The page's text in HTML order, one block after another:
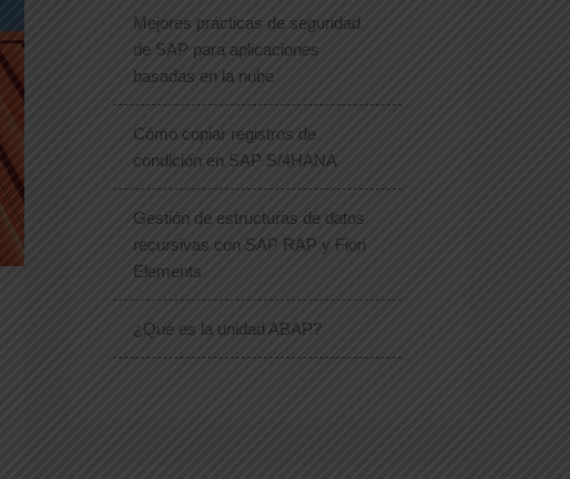
Mejores prácticas de seguridad
de SAP para aplicaciones
basadas en la nube
Cómo copiar registros de
condición en SAP S/4HANA
Gestión de estructuras de datos
recursivas con SAP RAP y Fiori
Elements
¿Qué es la unidad ABAP?